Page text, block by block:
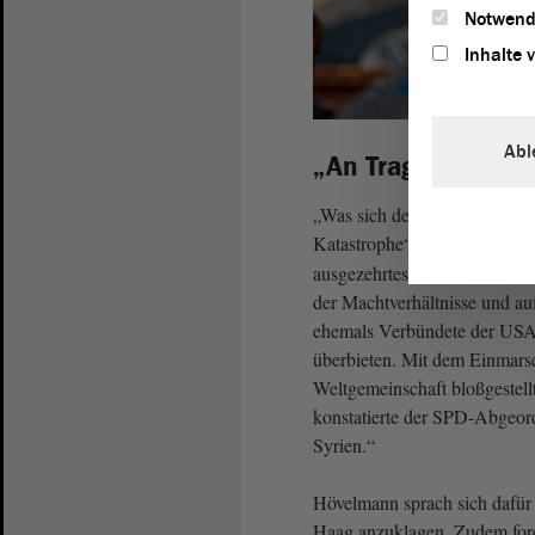
„An Tragik kaum
„Was sich derzeit in Syrien
Katastrophe“, sagte
ausgezehrtes und zerstörtes
der Machtverhältnisse und
ehemals Verbündete der
überbieten. Mit dem
Weltgemeinschaft
konstatierte der SPD-
Syrien.“
Hövelmann sprach sich
Inhalte